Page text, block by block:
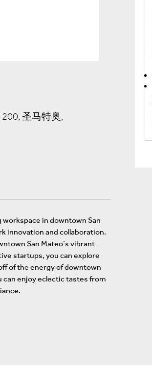
200, 圣马特奥,
in downtown San
innovation and collaboration.
San Mateo’s vibrant
startups, you can explore
of the energy of downtown
can enjoy eclectic tastes from